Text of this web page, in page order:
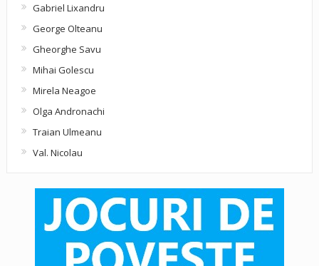
Gabriel Lixandru
George Olteanu
Gheorghe Savu
Mihai Golescu
Mirela Neagoe
Olga Andronachi
Traian Ulmeanu
Val. Nicolau